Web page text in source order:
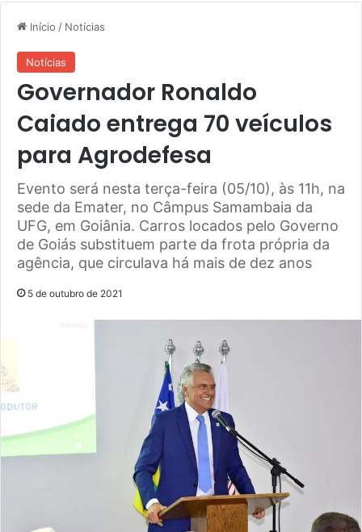
Início / Notícias
Notícias
Governador Ronaldo
Caiado entrega 70 veículos
para Agrodefesa
Evento será nesta terça-feira (05/10), às 11h, na
sede da Emater, no Câmpus Samambaia da
UFG, em Goiânia. Carros locados pelo Governo
de Goiás substituem parte da frota própria da
agência, que circulava há mais de dez anos
5 de outubro de 2021